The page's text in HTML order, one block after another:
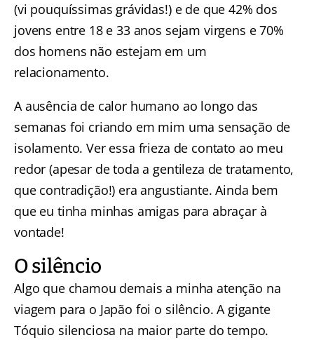
(vi pouquíssimas grávidas!) e de que42% dos
jovens entre 18 e 33 anos sejam virgens e 70%
dos homens não estejam em um
relacionamento.
A ausência de calor humano ao longo das
semanas foi criando em mim uma sensação de
isolamento. Ver essa frieza de contato ao meu
redor (apesar de toda a gentileza de tratamento,
que contradição!) era angustiante. Ainda bem
que eu tinha minhas amigas para abraçar à
vontade!
O silêncio
Algo que chamou demais a minha atenção na
viagem para o Japão foi o silêncio. A gigante
Tóquio silenciosa na maior parte do tempo.